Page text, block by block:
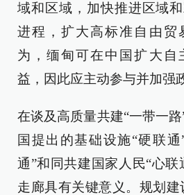
域和区域，加快推进区域
进程，扩大高标准自由贸
为，缅甸可在中国扩大自
益，因此应主动参与并加强
在谈及高质量共建“一带一
国提出的基础设施“硬联
通”和同共建国家人民“心
走廊具有关键意义。规划